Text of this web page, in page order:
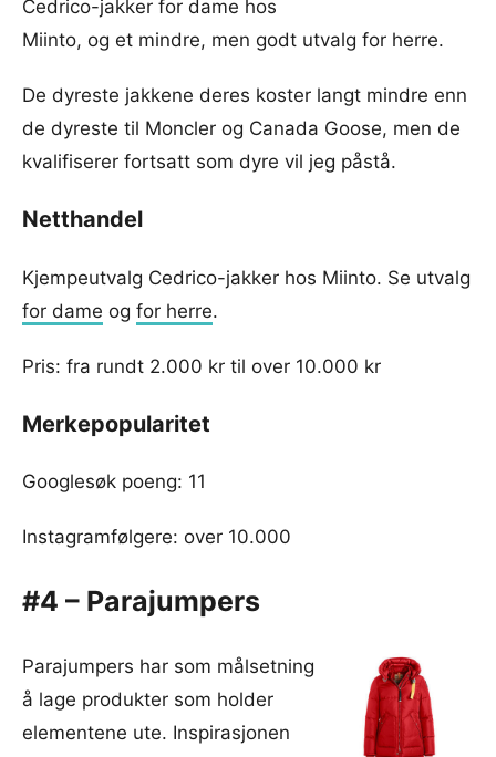
Cedrico-jakker for dame hos
Miinto, og et mindre, men godt utvalg for herre.
De dyreste jakkene deres koster langt mindre enn
de dyreste til Moncler og Canada Goose, men de
kvalifiserer fortsatt som dyre vil jeg påstå.
Netthandel
Kjempeutvalg Cedrico-jakker hos Miinto. Se utvalg
for dame og for herre.
Pris: fra rundt 2.000 kr til over 10.000 kr
Merkepopularitet
Googlesøk poeng: 11
Instagramfølgere: over 10.000
#4 – Parajumpers
Parajumpers har som målsetning
å lage produkter som holder
elementene ute. Inspirasjonen